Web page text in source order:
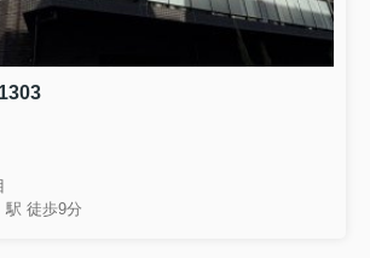
駅 徒歩9分